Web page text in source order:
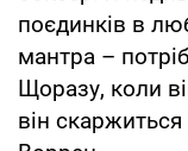
поєдинків в
мантра –
Щоразу, коли
він